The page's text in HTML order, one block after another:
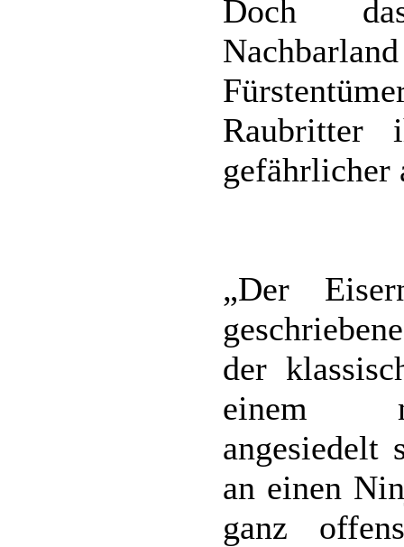
Doch
Raubritter
gefährlicher
„Der
der
einem
angesiedelt
an einen
ganz